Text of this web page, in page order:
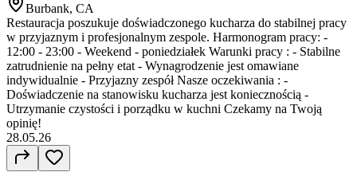
Burbank, CA
Restauracja poszukuje doświadczonego kucharza do stabilnej pracy
w przyjaznym i profesjonalnym zespole. Harmonogram pracy: -
12:00 - 23:00 - Weekend - poniedziałek Warunki pracy : - Stabilne
zatrudnienie na pełny etat - Wynagrodzenie jest omawiane
indywidualnie - Przyjazny zespół Nasze oczekiwania : -
Doświadczenie na stanowisku kucharza jest koniecznością -
Utrzymanie czystości i porządku w kuchni Czekamy na Twoją
opinię!
28.05.26